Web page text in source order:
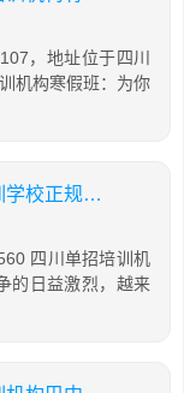
，地址位于四川
机构寒假班：为你
四川单招培训机构巴中，四川单招培训学校正规学校
四川单招培训机
的日益激烈，越来